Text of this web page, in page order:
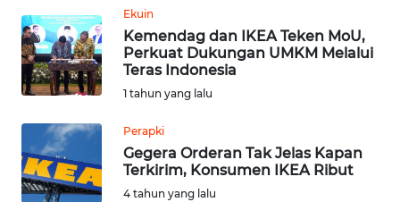
Ekuin
Kemendag dan IKEA Teken MoU,
Perkuat Dukungan UMKM Melalui
Teras Indonesia
1 tahun yang lalu
Perapki
Gegera Orderan Tak Jelas Kapan
Terkirim, Konsumen IKEA Ribut
4 tahun yang lalu
OPINI
Informasi
INDEKS
BERITA
KONTAK